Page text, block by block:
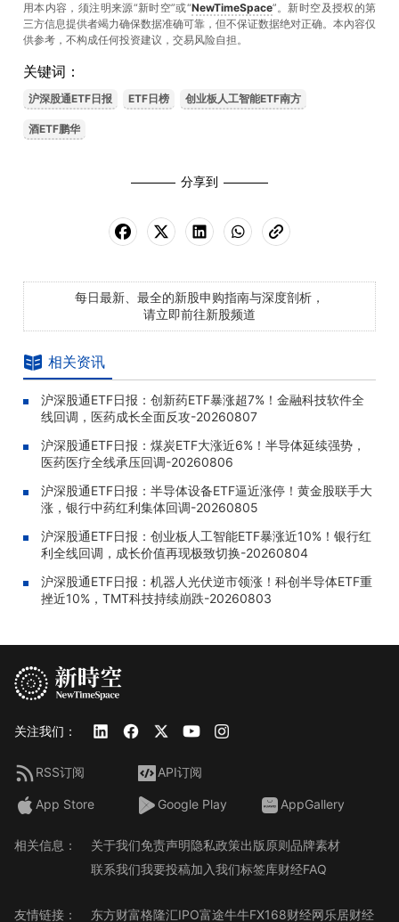
用本内容，须注明来源“新时空”或“NewTimeSpace”。新时空及授权的第
三方信息提供者竭力确保数据准确可靠，但不保证数据绝对正确。本內容仅
供参考，不构成任何投资建议，交易风险自担。
关键词：
沪深股通ETF日报 ETF日榜 创业板人工智能ETF南方
酒ETF鹏华
分享到
每日最新、最全的新股申购指南与深度剖析，
请立即前往新股频道
相关资讯
沪深股通ETF日报：创新药ETF暴涨超7%！金融科技软件全
线回调，医药成长全面反攻-20260807
沪深股通ETF日报：煤炭ETF大涨近6%！半导体延续强势，
医药医疗全线承压回调-20260806
沪深股通ETF日报：半导体设备ETF逼近涨停！黄金股联手大
涨，银行中药红利集体回调-20260805
沪深股通ETF日报：创业板人工智能ETF暴涨近10%！银行红
利全线回调，成长价值再现极致切换-20260804
沪深股通ETF日报：机器人光伏逆市领涨！科创半导体ETF重
挫近10%，TMT科技持续崩跌-20260803
关注我们：
RSS订阅 API订阅
App Store Google Play AppGallery
相关信息： 关于我们免责声明隐私政策出版原则品牌素材
联系我们我要投稿加入我们标签库财经FAQ
友情链接： 东方财富格隆汇IPO富途牛牛FX168财经网乐居财经